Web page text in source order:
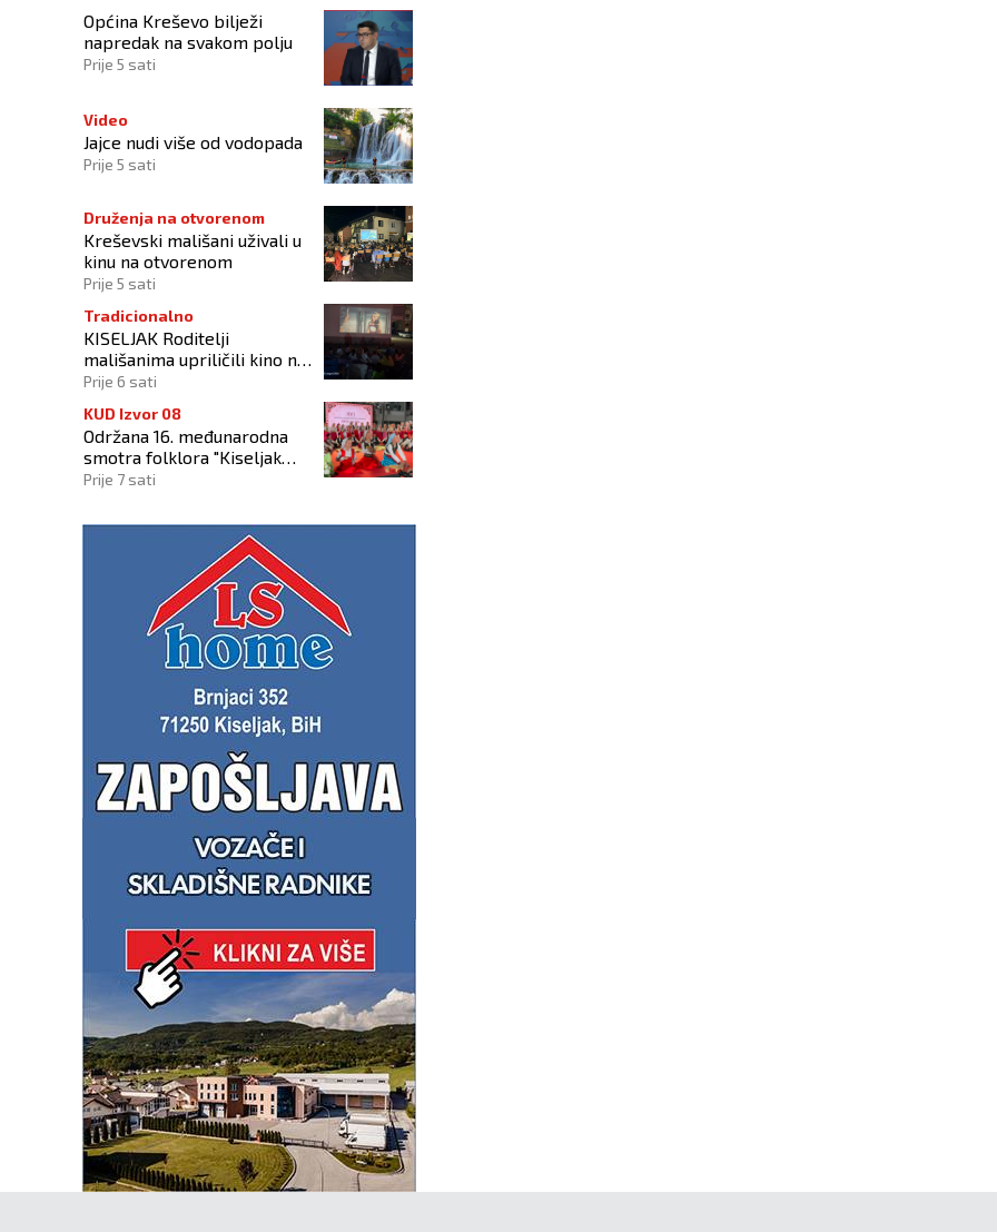
Općina Kreševo bilježi
napredak na svakom polju
Prije 5 sati
Video
Jajce nudi više od vodopada
Prije 5 sati
Druženja na otvorenom
Kreševski mališani uživali u
kinu na otvorenom
Prije 5 sati
Tradicionalno
KISELJAK Roditelji
mališanima upriličili kino na
otvorenom
Prije 6 sati
KUD Izvor 08
Održana 16. međunarodna
smotra folklora "Kiseljak
2026"
Prije 7 sati